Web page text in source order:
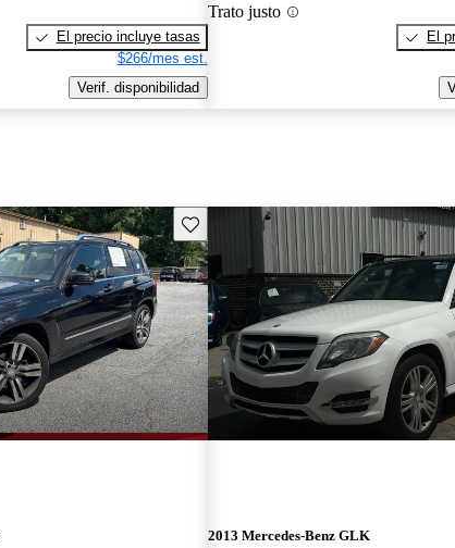
El precio incluye tasas
$266/mes est.
Verif. disponibilidad
Trato justo
El
Guarda este Aviso
2013 Mercedes-Benz GLK